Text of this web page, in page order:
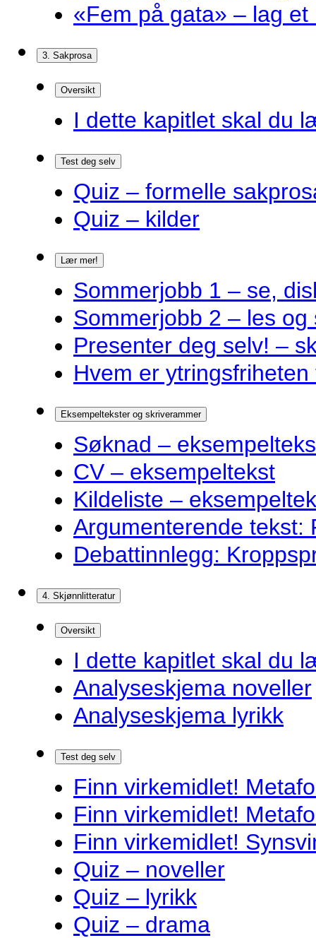
«Fem på gata» – lag et
3. Sakprosa
Oversikt
I dette kapitlet skal du
Test deg selv
Quiz – formelle
Quiz – kilder
Lær mer!
Sommerjobb 1 – se,
Sommerjobb 2 – les og
Presenter deg selv! –
Hvem er
Eksempeltekster og skriverammer
Søknad –
CV – eksempeltekst
Kildeliste –
Argumenterende tekst:
Debattinnlegg:
4. Skjønnlitteratur
Oversikt
I dette kapitlet skal du
Analyseskjema noveller
Analyseskjema lyrikk
Test deg selv
Finn virkemidlet!
Finn virkemidlet!
Finn virkemidlet!
Quiz – noveller
Quiz – lyrikk
Quiz – drama